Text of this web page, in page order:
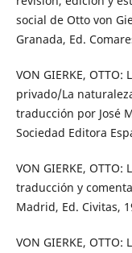
social de Otto von
Granada, Ed.
VON GIERKE,
privado/La
traducción por José
Sociedad Editora
VON GIERKE,
traducción y
Madrid, Ed. Civitas,
VON GIERKE,